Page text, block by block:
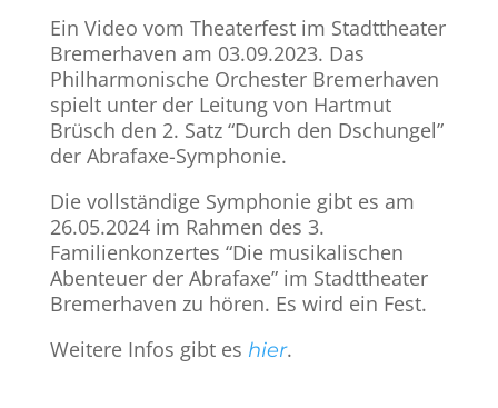
Ein Video vom Theaterfest im Stadttheater
Bremerhaven am 03.09.2023. Das
Philharmonische Orchester Bremerhaven
spielt unter der Leitung von Hartmut
Brüsch den 2. Satz “Durch den Dschungel”
der Abrafaxe-Symphonie.
Die vollständige Symphonie gibt es am
26.05.2024 im Rahmen des 3.
Familienkonzertes “Die musikalischen
Abenteuer der Abrafaxe” im Stadttheater
Bremerhaven zu hören. Es wird ein Fest.
Weitere Infos gibt es hier.